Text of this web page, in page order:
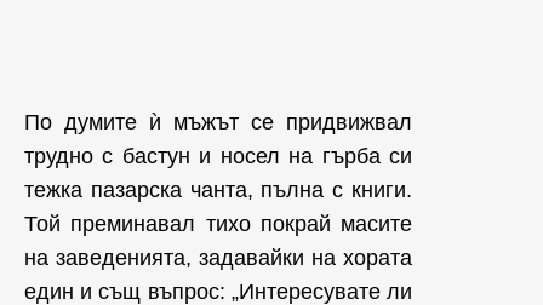
По думите ѝ мъжът се придвижвал
трудно с бастун и носел на гърба си
тежка пазарска чанта, пълна с книги.
Той преминавал тихо покрай масите
на заведенията, задавайки на хората
един и същ въпрос: „Интересувате ли